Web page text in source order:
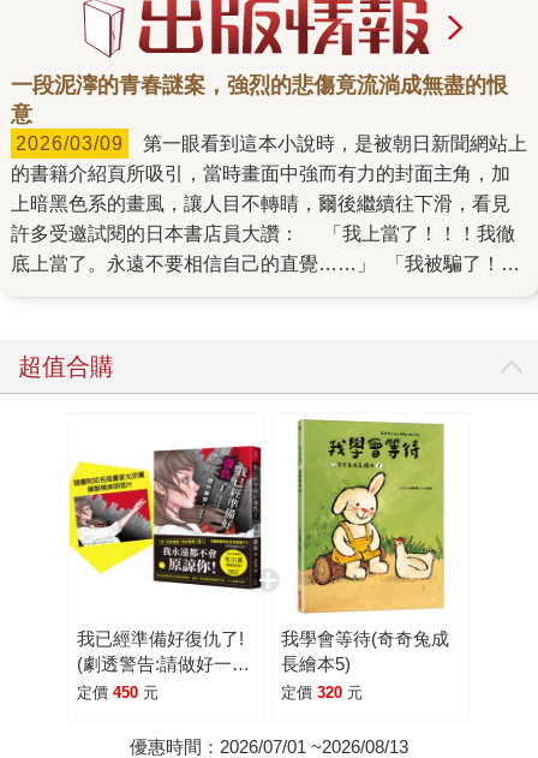
一段泥濘的青春謎案，強烈的悲傷竟流淌成無盡的恨
意
2026/03/09
的書籍介紹頁所吸引，當時畫面中強而有力的封面主角，加
上暗黑色系的畫風，讓人目不轉睛，爾後繼續往下滑，看見
許多受邀試閱的日本書店員大讚： 「我上當了！！！我徹
底上當了。永遠不要相信自己的直覺……」 「我被騙了！我
「剛接到這件委託案時，我的壓力非常大，深怕自己畫不
好，也怕破梗，反覆思考、繪製和修改後總算完成這張圖。
書籍論壇的讀者討論，眾多讀者也表示被作者詭計所蒙騙，
更提及：「這是一本只有文字書才能做出的計謀。」 如此
更讓人好奇，這本書究竟是用什麼手法騙人？以及騙人的梗
是什麼？實際拿到書稿試閱後，發現果然如日本書店員和讀
者所說，當中的詭計只有文字書才能做得到！而且在倒數幾
知道那些看似不經意地敘述，原來都是為後來的情節埋下伏
們編織夢想的祕密基地，看似平淡的日子卻因為一場突如其
超值合購
我已經準備好復仇了!
(劇透警告:請做好一定
會被騙的準備!)★附著
面明信片一張
定價 450 元
我學會等待(奇奇兔成
長繪本5)
定價 320 元
優惠時間：2026/07/01 ~2026/08/13